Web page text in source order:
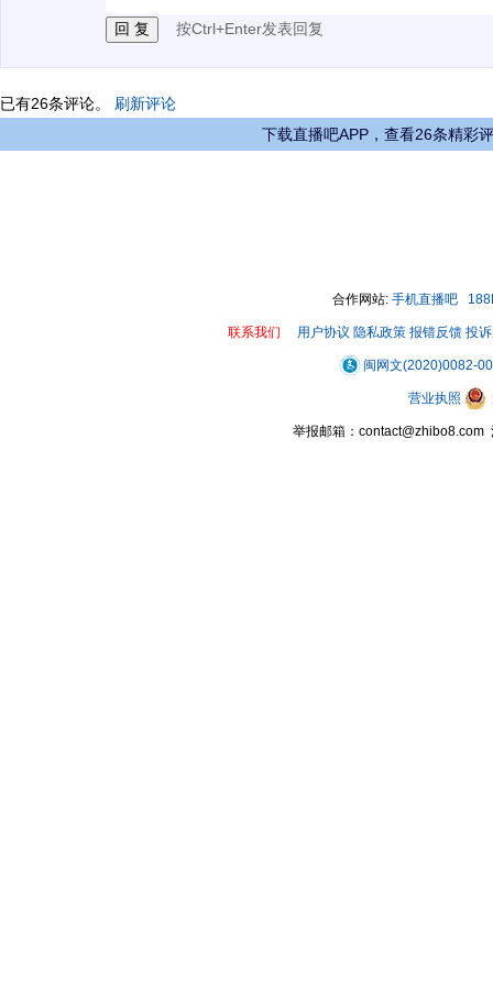
按Ctrl+Enter发表回复
已有26条评论。 刷新评论
下载直播吧APP，查看26条精彩
合作网站: 手机直播吧
联系我们 用户协议 隐私政策 报错反馈 投
闽网文(2020)0082-
营业执照
举报邮箱：